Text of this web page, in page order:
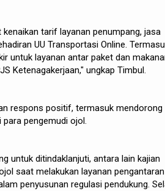
tarif layanan penumpang, jasa
UU Transportasi Online.
untuk layanan antar paket dan
Ketenagakerjaan," ungkap Timbul.
respons positif, termasuk mendorong
pengemudi ojol.
untuk ditindaklanjuti, antara lain kajian
saat melakukan layanan pengantaran
penyusunan regulasi pendukung.